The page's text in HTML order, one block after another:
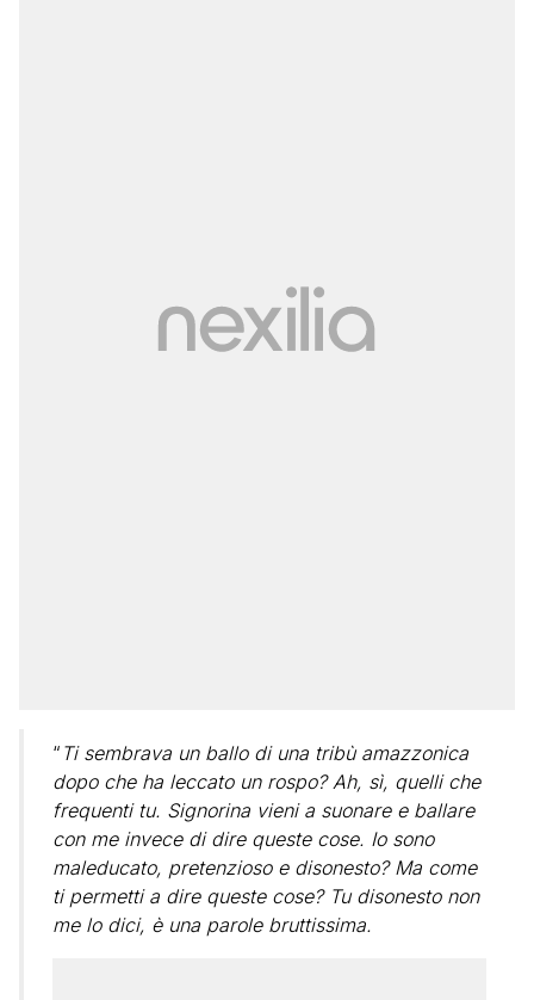
“ Ti sembrava un ballo di una tribù amazzonica
dopo che ha leccato un rospo? Ah, sì, quelli che
frequenti tu. Signorina vieni a suonare e ballare
con me invece di dire queste cose. Io sono
maleducato, pretenzioso e disonesto? Ma come
ti permetti a dire queste cose? Tu disonesto non
me lo dici, è una parole bruttissima.